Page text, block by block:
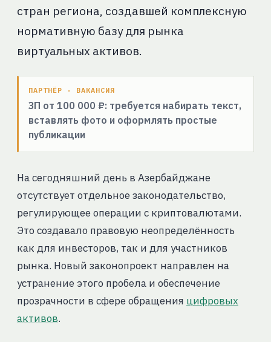
стран региона, создавшей комплексную
нормативную базу для рынка
виртуальных активов.
ПАРТНЁР · ВАКАНСИЯ
ЗП от 100 000 ₽: требуется набирать текст,
вставлять фото и оформлять простые
публикации
На сегодняшний день в Азербайджане
отсутствует отдельное законодательство,
регулирующее операции с криптовалютами.
Это создавало правовую неопределённость
как для инвесторов, так и для участников
рынка. Новый законопроект направлен на
устранение этого пробела и обеспечение
прозрачности в сфере обращения цифровых
активов.